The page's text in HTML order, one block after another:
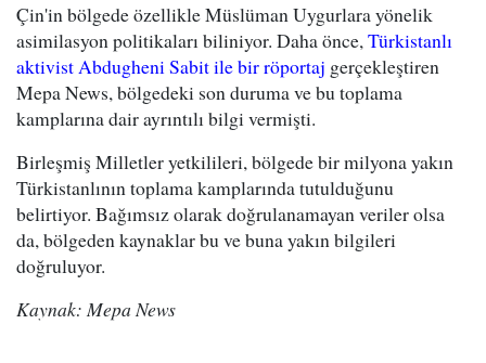
Çin'in bölgede özellikle Müslüman Uygurlara yönelik
asimilasyon politikaları biliniyor. Daha önce,Türkistanlı
aktivist Abdugheni Sabit ile bir röportaj gerçekleştiren
Mepa News, bölgedeki son duruma ve bu toplama
kamplarına dair ayrıntılı bilgi vermişti.
Birleşmiş Milletler yetkilileri, bölgede bir milyona yakın
Türkistanlının toplama kamplarında tutulduğunu
belirtiyor. Bağımsız olarak doğrulanamayan veriler olsa
da, bölgeden kaynaklar bu ve buna yakın bilgileri
doğruluyor.
Kaynak: Mepa News